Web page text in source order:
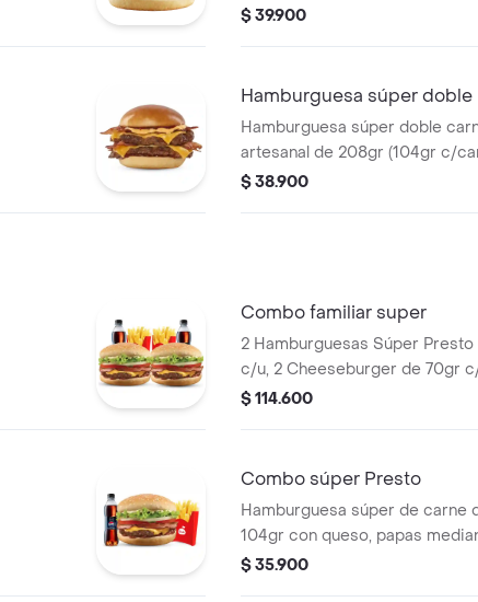
cheddar, cebolla grillé, tomate,
$ 39.900
Hamburguesa súper doble
Hamburguesa súper doble
artesanal de 208gr (104gr c/
doble queso, cebolla, tomate,
$ 38.900
Combo familiar super
2 Hamburguesas Súper
c/u, 2 Cheeseburger de 70gr
grandes y 2 gaseosas 400 ml
$ 114.600
Combo súper Presto
Hamburguesa súper de carne
104gr con queso, papas
de salsa Presto y gaseosa 400
$ 35.900